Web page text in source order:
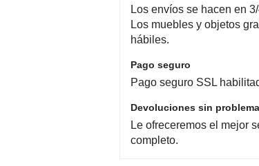
Los envíos se hacen en
Los muebles y objetos
hábiles.
Pago seguro
Pago seguro SSL
Devoluciones sin
Le ofreceremos el mejor
completo.